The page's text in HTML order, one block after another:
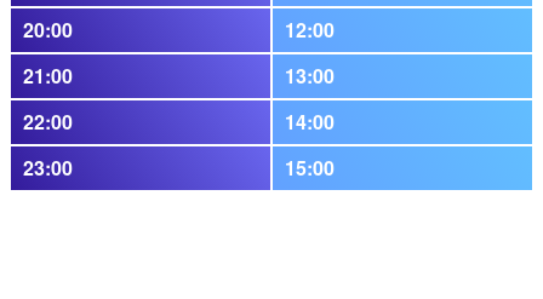
20:00
12:00
21:00
13:00
22:00
14:00
23:00
15:00